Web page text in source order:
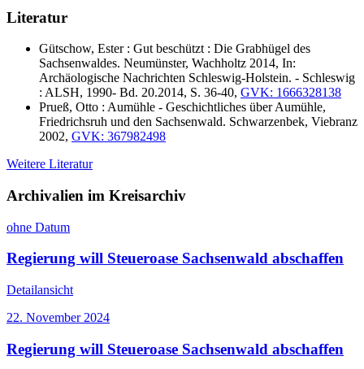
Literatur
Gütschow, Ester : Gut beschützt : Die Grabhügel des
Sachsenwaldes. Neumünster, Wachholtz 2014, In:
Archäologische Nachrichten Schleswig-Holstein. - Schleswig
: ALSH, 1990- Bd. 20.2014, S. 36-40, GVK: 1666328138
Prueß, Otto : Aumühle - Geschichtliches über Aumühle,
Friedrichsruh und den Sachsenwald. Schwarzenbek, Viebranz
2002, GVK: 367982498
Weitere Literatur
Archivalien im Kreisarchiv
ohne Datum
Regierung will Steueroase Sachsenwald abschaffen
Detailansicht
22. November 2024
Regierung will Steueroase Sachsenwald abschaffen